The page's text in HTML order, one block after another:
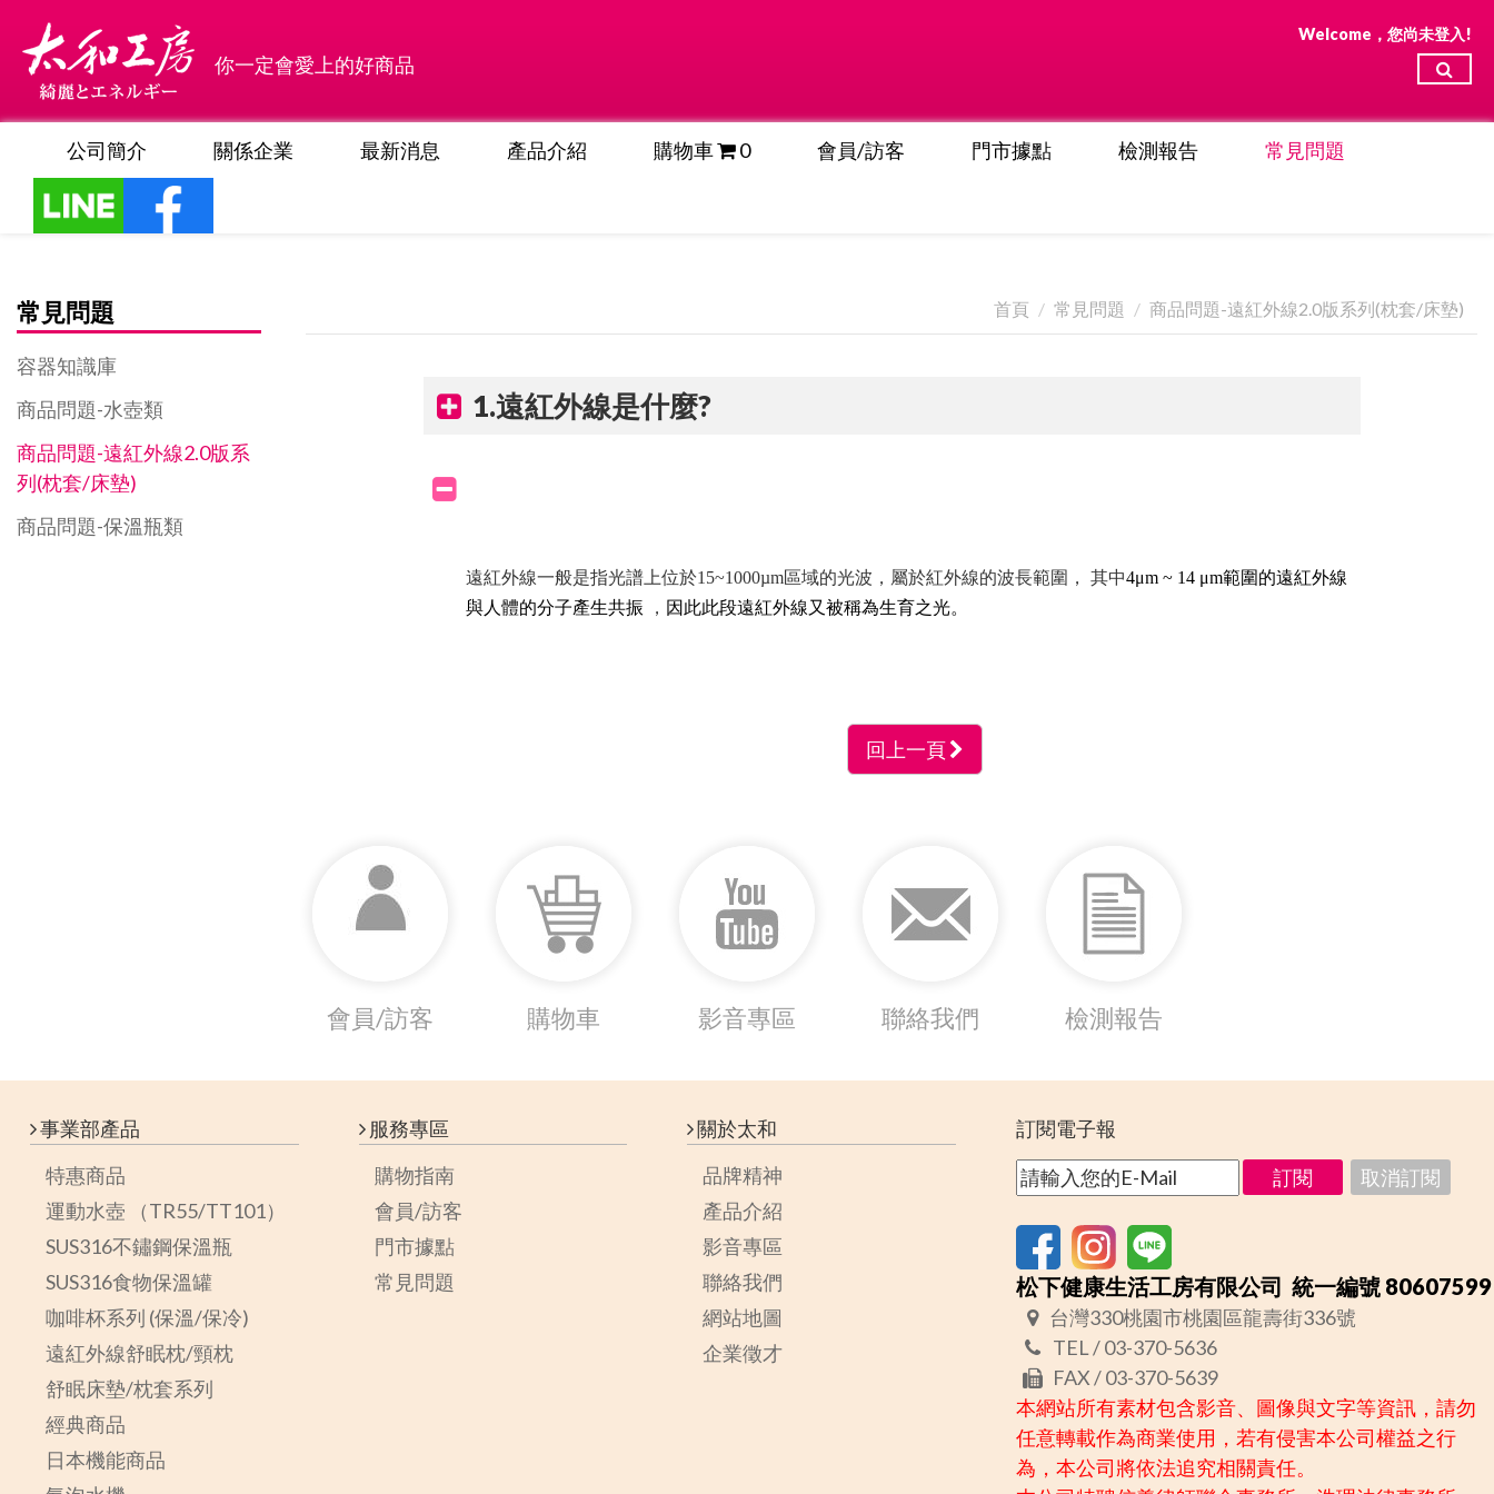
你一定會愛上的好商品
Welcome，您尚未登入!
公司簡介 關係企業 最新消息 產品介紹 購物車 0 會員/訪客 門市據點 檢測報告 常見問題
常見問題
容器知識庫
商品問題-水壺類
商品問題-遠紅外線2.0版系
列(枕套/床墊)
商品問題-保溫瓶類
首頁 常見問題 商品問題-遠紅外線2.0版系列(枕套/床墊)
1.遠紅外線是什麼?
遠紅外線一般是指光譜上位於15~1000µm區域的光波，屬於紅外線的波長範圍， 其中4μm ~ 14 μm範圍的遠紅外線
與人體的分子產生共振 ， 因此此段遠紅外線又被稱為生育之光。
回上一頁
會員/訪客 購物車 影音專區 聯絡我們 檢測報告
事業部產品
特惠商品
運動水壺 （TR55/TT101）
SUS316不鏽鋼保溫瓶
SUS316食物保溫罐
咖啡杯系列 (保溫/保冷)
遠紅外線舒眠枕/頸枕
舒眠床墊/枕套系列
經典商品
日本機能商品
服務專區
購物指南
會員/訪客
門市據點
常見問題
關於太和
品牌精神
產品介紹
影音專區
聯絡我們
網站地圖
企業徵才
訂閱電子報
松下健康生活工房有限公司 統一編號 80607599
台灣330桃園市桃園區龍壽街336號
TEL / 03-370-5636
FAX / 03-370-5639
本網站所有素材包含影音、圖像與文字等資訊，請勿
任意轉載作為商業使用，若有侵害本公司權益之行
為，本公司將依法追究相關責任。